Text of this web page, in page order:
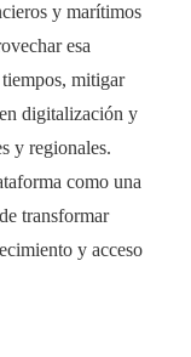
y marítimos
esa
mitigar
digitalización y
y regionales.
como una
transformar
y acceso